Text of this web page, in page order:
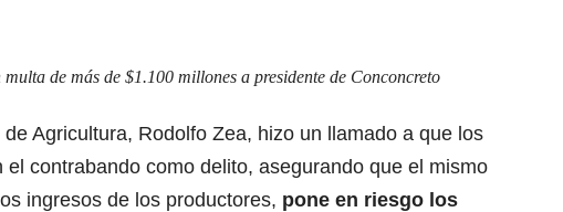
multa de más de $1.100 millones a presidente de Conconcreto
Agricultura, Rodolfo Zea, hizo un llamado a que los
el contrabando como delito, asegurando que el mismo
ingresos de los productores, pone en riesgo los